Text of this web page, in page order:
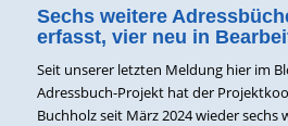
Sechs weitere
erfasst, vier neu in
Seit unserer letzten Meldung hier im
Adressbuch-Projekt hat der
Buchholz seit März 2024 wieder sechs